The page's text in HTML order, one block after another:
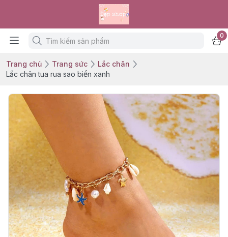
0
Trang chủ Trang sức
Lắc chân
Lắc chân tua rua sao biển xanh